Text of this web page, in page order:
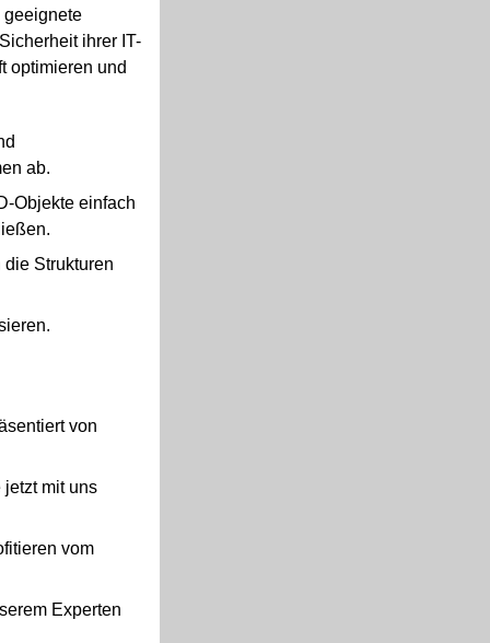
geeignete
ihrer IT-
optimieren und
ab.
Objekte einfach
Strukturen
von
mit uns
vom
Experten